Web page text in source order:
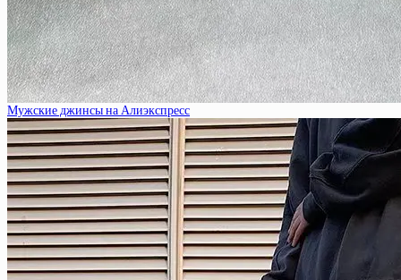
Мужские джинсы на Алиэкспресс